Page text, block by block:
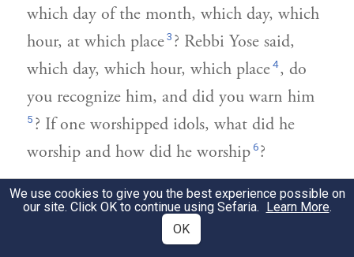
which day of the month, which day, which
hour, at which place3 ? Rebbi Yose said,
which day, which hour, which place4, do
you recognize him, and did you warn him
5 ? If one worshipped idols, what did he
worship and how did he worship6?
2 הלכה:הָיוּ בוֹדְקִין אוֹתָן בְּשֶׁבַע חֲקִירוֹת
כול׳. וְלֹא תַנִּינָן. בְּאֵי זֶה יוֹבֵל. שֶׁאֵין הַדָּבָר
We use cookies to give you the best experience possible on
our site. Click OK to continue using Sefaria. Learn More.
OK